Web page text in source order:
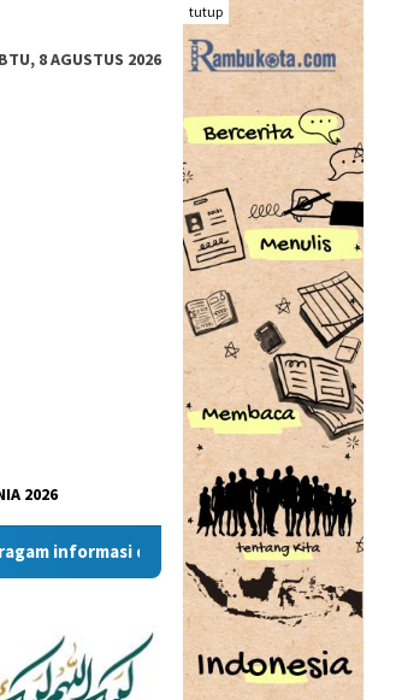
tutup
8 AGUSTUS 2026
2026
dan berita menarik dari situs